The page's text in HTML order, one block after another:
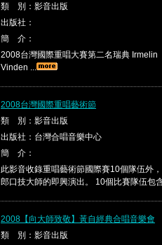
類 別：影音出版
出版社：
簡 介：
2008台灣國際重唱大賽第二名瑞典
Vinden ...
2008台灣國際重唱藝術節
類 別：影音出版
出版社：台灣合唱音樂中心
簡 介：
此影音收錄重唱藝術節國際賽10個隊伍外
郎口技大師的即興演出。 10個比賽隊伍包
2008【向大師致敬】黃自經典合唱音樂會
類 別：影音出版